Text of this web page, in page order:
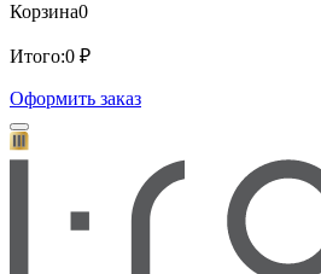
Корзина0
Итого:0 ₽
Оформить заказ